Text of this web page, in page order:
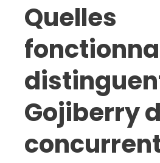
Quelles
Gojiberry